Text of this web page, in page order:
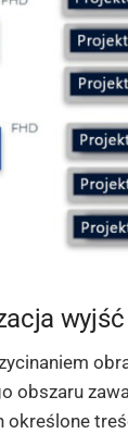
wyjść
obszaru